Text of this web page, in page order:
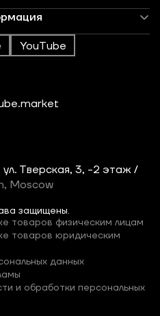
YouTube
защищены.
Тверская, 3, -2 этаж /
Moscow
товаров физическим лицам
товаров юридическим
данных
и обработки персональных